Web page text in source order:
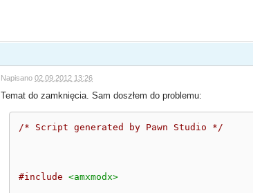
Napisano02.09.2012 13:26
Temat do zamknięcia. Sam doszłem do problemu:
/* Script generated by Pawn Studio */
#include <amxmodx>